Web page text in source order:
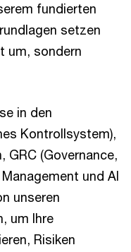
fundierten
setzen
um, sondern
in den
Kontrollsystem),
GRC (Governance,
und AI
unseren
um Ihre
Risiken